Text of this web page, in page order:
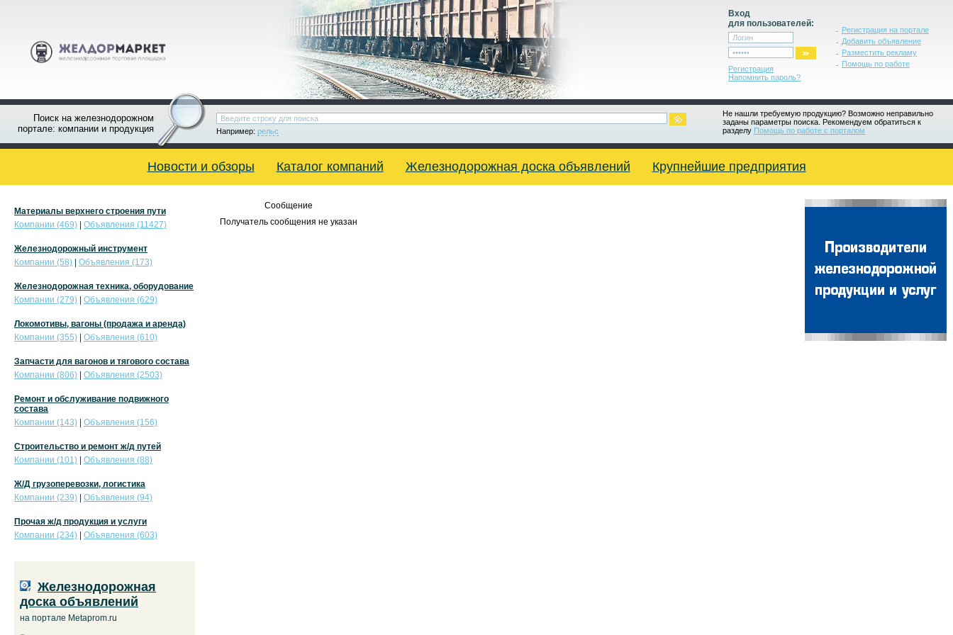
Вход
для пользователей:
Регистрация
Напомнить пароль?
Регистрация на портале
Добавить объявление
Разместить рекламу
Помощь по работе
Поиск на железнодорожном
портале: компании и продукция
Не нашли требуемую продукцию? Возможно неправильно
заданы параметры поиска. Рекомендуем обратиться к
разделу Помощь по работе с порталом
Например: рельс
Новости и обзоры Каталог компаний Железнодорожная доска объявлений Крупнейшие предприятия
Сообщение
Получатель сообщения не указан
Материалы верхнего строения пути
Компании (469)
Объявления (11427)
Железнодорожный инструмент
Компании (58)
Объявления (173)
Железнодорожная техника, оборудование
Компании (279)
Объявления (629)
Локомотивы, вагоны (продажа и аренда)
Компании (355)
Объявления (610)
Запчасти для вагонов и тягового состава
Компании (806)
Объявления (2503)
Ремонт и обслуживание подвижного
состава
Компании (143)
Объявления (156)
Строительство и ремонт ж/д путей
Компании (101)
Объявления (88)
Ж/Д грузоперевозки, логистика
Компании (239)
Объявления (94)
Прочая ж/д продукция и услуги
Компании (234)
Объявления (603)
Железнодорожная
доска объявлений
на портале Metaprom.ru